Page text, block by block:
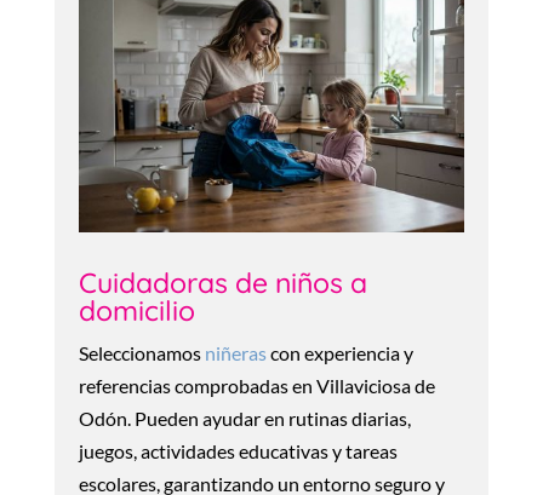
Cuidadoras de niños a
domicilio
Seleccionamos niñerascon experiencia y
referencias comprobadas en Villaviciosa de
Odón. Pueden ayudar en rutinas diarias,
juegos, actividades educativas y tareas
escolares, garantizando un entorno seguro y